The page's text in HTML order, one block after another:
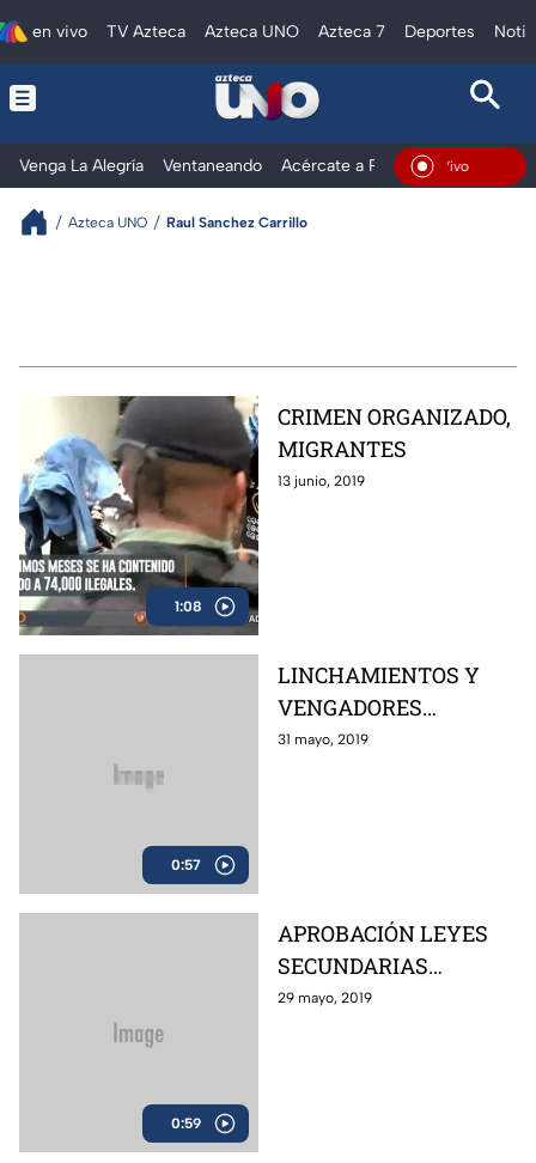
en vivo TV Azteca Azteca UNO Azteca 7 Deportes
Venga La Alegría Ventaneando Acércate a Rocío Al Extremo
En Vivo
Azteca UNO Raul Sanchez Carrillo
1:08
CRIMEN ORGANIZADO,
MIGRANTES
13 junio, 2019
0:57
LINCHAMIENTOS Y
VENGADORES
ANÓNIMOS
31 mayo, 2019
0:59
APROBACIÓN LEYES
SECUNDARIAS
GUARDIA NACIONAL
29 mayo, 2019